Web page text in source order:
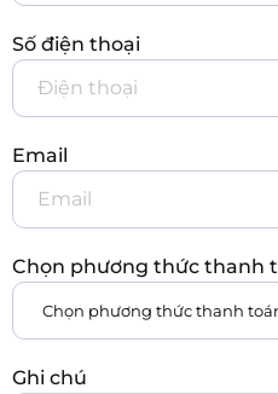
Số điện thoại
Email
Chọn phương thức thanh
Ghi chú